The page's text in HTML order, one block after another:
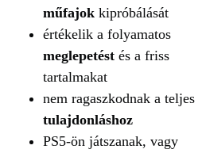
műfajok kipróbálását
értékelik a folyamatos
meglepetést és a friss
tartalmakat
nem ragaszkodnak a teljes
tulajdonláshoz
PS5-ön játszanak, vagy